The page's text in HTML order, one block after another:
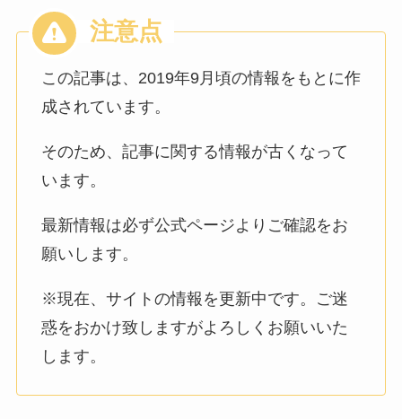
この記事は、2019年9月頃の情報をもとに作
成されています。
そのため、記事に関する情報が古くなって
います。
最新情報は必ず公式ページよりご確認をお
願いします。
※現在、サイトの情報を更新中です。ご迷
惑をおかけ致しますがよろしくお願いいた
します。